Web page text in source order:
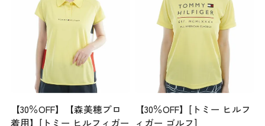
【30％OFF】【森美穂プロ
着用】[トミー ヒルフィガー
【30％OFF】[トミー ヒルフ
ィガー ゴルフ]